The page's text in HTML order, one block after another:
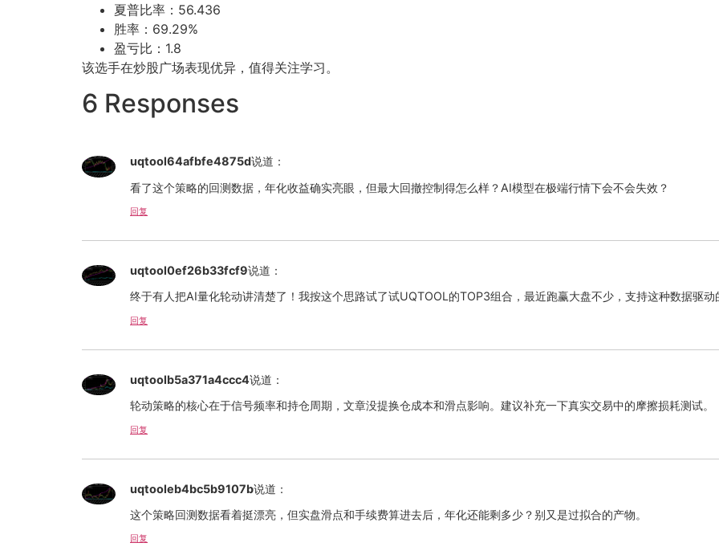
夏普比率：56.436
胜率：69.29%
盈亏比：1.8
该选手在炒股广场表现优异，值得关注学习。
6 Responses
uqtool64afbfe4875d说道：
看了这个策略的回测数据，年化收益确实亮眼，但最大回撤控制得怎么样？AI模型在极端行情下会不会失效？
回复
uqtool0ef26b33fcf9说道：
终于有人把AI量化轮动讲清楚了！我按这个思路试了试UQTOOL的TOP3组合，最近跑赢大盘不少，支持这种数据驱动
回复
uqtoolb5a371a4ccc4说道：
轮动策略的核心在于信号频率和持仓周期，文章没提换仓成本和滑点影响。建议补充一下真实交易中的摩擦损耗测试。
回复
uqtooleb4bc5b9107b说道：
这个策略回测数据看着挺漂亮，但实盘滑点和手续费算进去后，年化还能剩多少？别又是过拟合的产物。
回复